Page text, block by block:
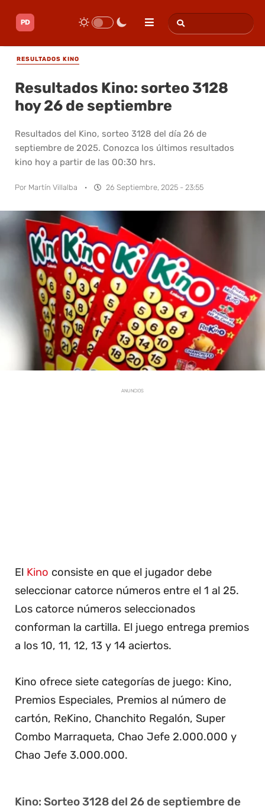
RESULTADOS KINO
Resultados Kino: sorteo 3128
hoy 26 de septiembre
Resultados del Kino, sorteo 3128 del día 26 de
septiembre de 2025. Conozca los últimos resultados
kino hoy a partir de las 00:30 hrs.
Por Martín Villalba · 26 Septiembre, 2025 - 23:55
ANUNCIOS
El Kino consiste en que el jugador debe
seleccionar catorce números entre el 1 al 25.
Los catorce números seleccionados
conforman la cartilla. El juego entrega premios
a los 10, 11, 12, 13 y 14 aciertos.
Kino ofrece siete categorías de juego: Kino,
Premios Especiales, Premios al número de
cartón, ReKino, Chanchito Regalón, Super
Combo Marraqueta, Chao Jefe 2.000.000 y
Chao Jefe 3.000.000.
Kino: Sorteo 3128 del 26 de septiembre de